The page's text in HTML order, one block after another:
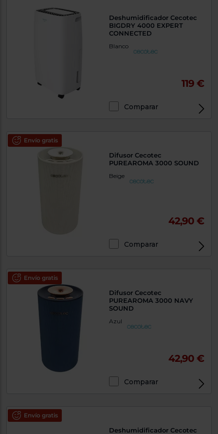
Deshumidificador Cecotec
BIGDRY 4000 EXPERT
CONNECTED
Blanco
119 €
Comparar
Envío gratis
Difusor Cecotec
PUREAROMA 3000 SOUND
Beige
42,90 €
Comparar
Envío gratis
Difusor Cecotec
PUREAROMA 3000 NAVY
SOUND
Azul
42,90 €
Comparar
Envío gratis
Deshumidificador Cecotec